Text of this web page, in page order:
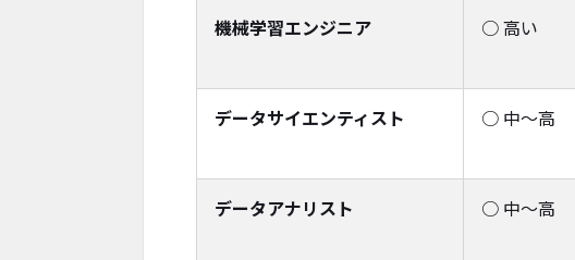
機械学習エンジニア ○ 高い
データサイエンティスト ○ 中〜高
データアナリスト ○ 中〜高